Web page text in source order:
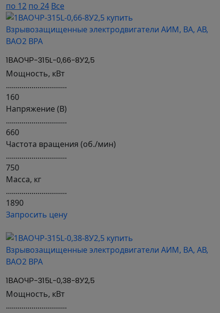
по 12 по 24 Все
1ВАОЧР-315L-0,66-8У2,5
Мощность, кВт
...............................
160
Напряжение (В)
...............................
660
Частота вращения (об./мин)
...............................
750
Масса, кг
...............................
1890
Запросить цену
1ВАОЧР-315L-0,38-8У2,5
Мощность, кВт
...............................